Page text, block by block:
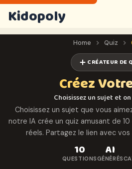
Kidopoly
Home Quiz
CRÉATEUR DE
Créez
Choisissez un sujet et
Choisissez un sujet que vous
notre IA crée un quiz amusant de
réels. Partagez le lien avec
10
QUESTIONS
AI
GÉNÉRÉS